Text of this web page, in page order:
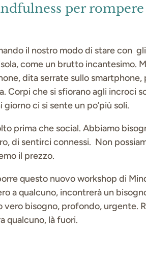
per
il nostro modo di stare con
come un brutto incantesimo.
dita serrate sullo
Corpi che si sfiorano agli incroci
ci si sente un po’più soli.
prima che social. Abbiamo
di sentirci connessi. Non
il prezzo.
questo nuovo workshop di
a qualcuno, incontrerà un
vero bisogno, profondo, urgente.
qualcuno, là fuori.